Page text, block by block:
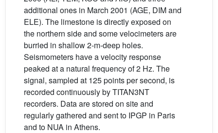
additional ones in March 2001 (AGE, DIM and
ELE). The limestone is directly exposed on
the northern side and some velocimeters are
burried in shallow 2-m-deep holes.
Seismometers have a velocity response
peaked at a natural frequency of 2 Hz. The
signal, sampled at 125 points per second, is
recorded continuously by TITAN3NT
recorders. Data are stored on site and
regularly gathered and sent to IPGP in Paris
and to NUA in Athens.